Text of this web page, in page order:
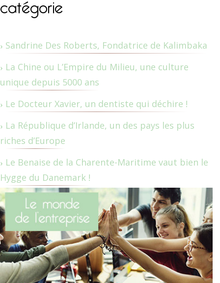
Sandrine Des Roberts, Fondatrice de Kalimbaka
La Chine ou L’Empire du Milieu, une culture
unique depuis 5000 ans
Le Docteur Xavier, un dentiste qui déchire !
La République d’Irlande, un des pays les plus
riches d’Europe
Le Benaise de la Charente-Maritime vaut bien le
Hygge du Danemark !